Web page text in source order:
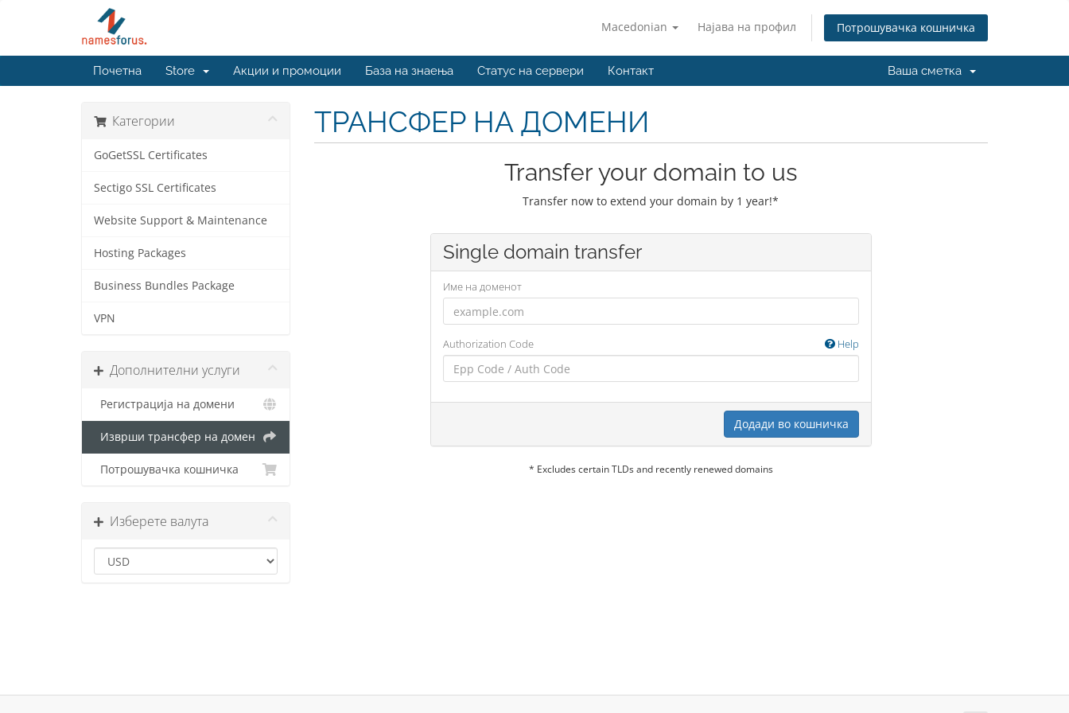
Macedonian Најава на профил Потрошувачка кошничка
Почетна Store Акции и промоции База на знаења Статус на сервери Контакт Ваша сметка
Категории
GoGetSSL Certificates
Sectigo SSL Certificates
Website Support & Maintenance
Hosting Packages
Business Bundles Package
VPN
Дополнителни услуги
Регистрација на домени
Изврши трансфер на домен
Потрошувачка кошничка
Изберете валута
ТРАНСФЕР НА ДОМЕНИ
Transfer your domain to us
Transfer now to extend your domain by 1 year!*
Single domain transfer
Име на доменот
Authorization Code Help
Додади во кошничка
* Excludes certain TLDs and recently renewed domains